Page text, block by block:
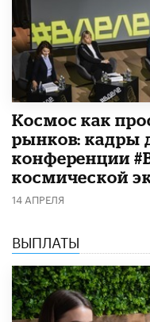
Космос как
рынков: кадры
конференции
космической
14 АПРЕЛЯ
ВЫПЛАТЫ